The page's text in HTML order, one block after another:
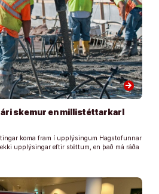
arrow_forward
skemur en millistéttarkarl
koma fram í upplýsingum Hagstofunnar
upplýsingar eftir stéttum, en það má ráða